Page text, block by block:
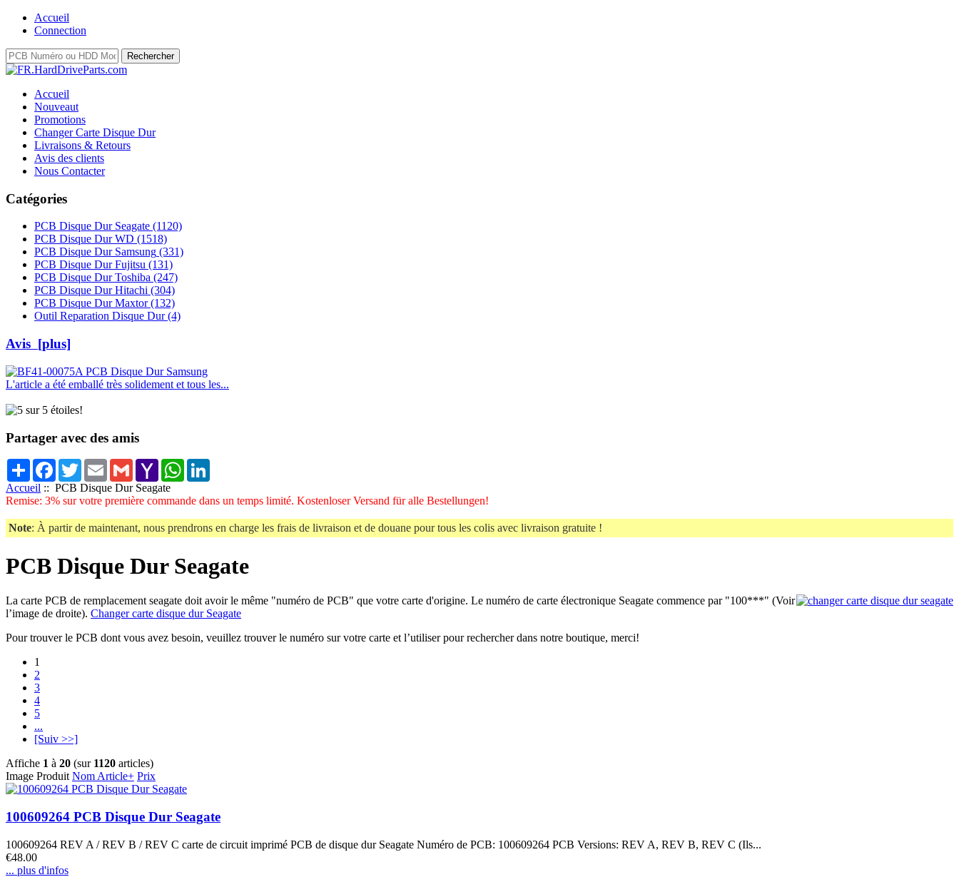
Accueil
Connection
Accueil
Nouveaut
Promotions
Changer Carte Disque Dur
Livraisons & Retours
Avis des clients
Nous Contacter
Catégories
PCB Disque Dur Seagate (1120)
PCB Disque Dur WD (1518)
PCB Disque Dur Samsung (331)
PCB Disque Dur Fujitsu (131)
PCB Disque Dur Toshiba (247)
PCB Disque Dur Hitachi (304)
PCB Disque Dur Maxtor(132)
Outil Reparation Disque Dur(4)
Avis [plus]
L'article a été emballé très solidement et tous les...
Partager avec des amis
Share Facebook
TwitterEmail Gmail Yahoo
Mail
WhatsApp
Accueil :: PCB Disque Dur Seagate
Remise: 3% sur votre première commande dans un temps limité. Kostenloser Versand für alle Bestellungen!
Note: À partir de maintenant, nous prendrons en charge les frais de livraison et de douane pour tous les colis avec livraison gratuite !
PCB Disque Dur Seagate
La carte PCB de remplacement seagate doit avoir le même "numéro de PCB" que votre carte d'origine. Le numéro de carte électronique Seagate commence par "100***" (Voir
l’image de droite). Changer carte disque dur Seagate
Pour trouver le PCB dont vous avez besoin, veuillez trouver le numéro sur votre carte et l’utiliser pour rechercher dans notre boutique, merci!
1
2
3
4
5
...
[Suiv >>]
Affiche 1 à 20 (sur 1120 articles)
Image Produit Nom Article+ Prix
100609264 PCB Disque Dur Seagate
100609264 REV A / REV B / REV C carte de circuit imprimé PCB de disque dur Seagate Numéro de PCB: 100609264 PCB Versions: REV A, REV B, REV C (Ils...
€48.00
... plus d'infos